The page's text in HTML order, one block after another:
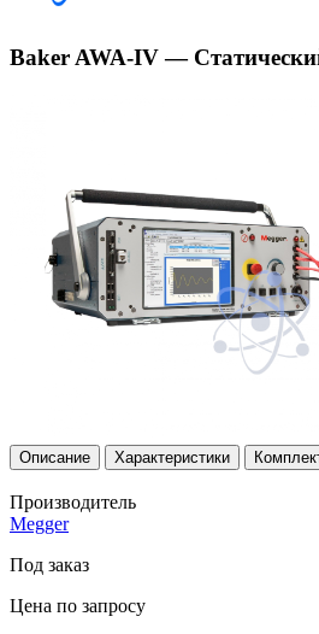
Baker AWA-IV —
Описание Характеристики
Производитель
Megger
Под заказ
Цена по запросу